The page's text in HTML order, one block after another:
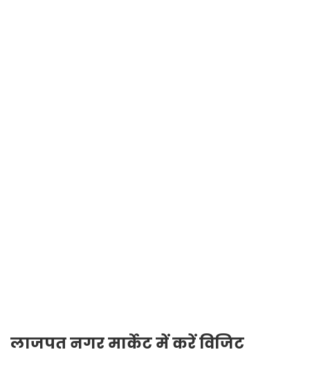
लाजपत नगर मार्केट में करें विजिट